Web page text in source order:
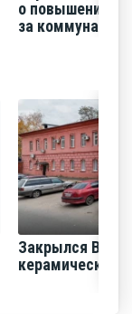
о повышении
за
Закрылся
керамический